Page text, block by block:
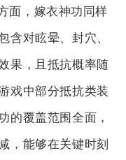
面，嫁衣神功同样
含对眩晕、封穴、
果，且抵抗概率随
戏中部分抵抗类装
的覆盖范围全面，
，能够在关键时刻